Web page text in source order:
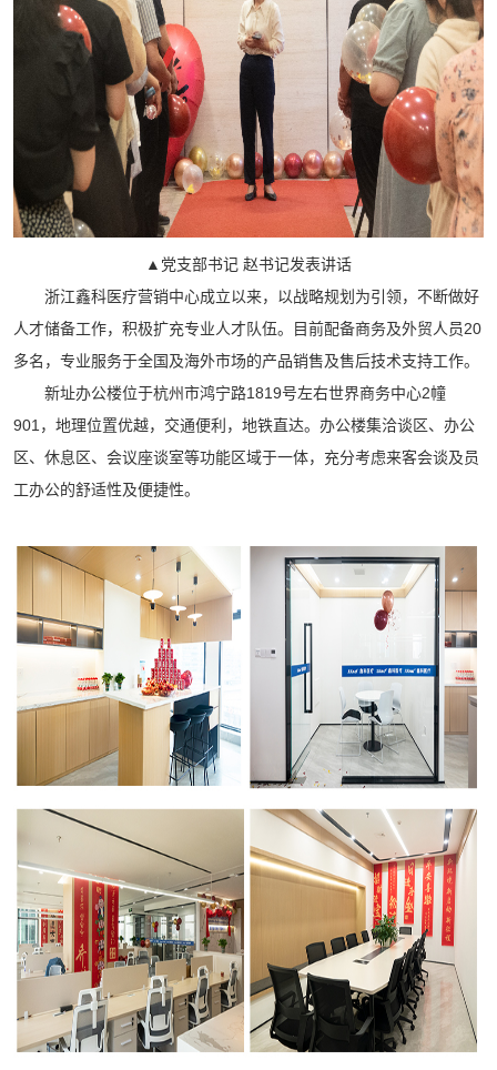
▲党支部书记 赵书记发表讲话
浙江鑫科医疗营销中心成立以来，以战略规划为引领，不断做好
人才储备工作，积极扩充专业人才队伍。目前配备商务及外贸人员20
多名，专业服务于全国及海外市场的产品销售及售后技术支持工作。
新址办公楼位于杭州市鸿宁路1819号左右世界商务中心2幢
901，地理位置优越，交通便利，地铁直达。办公楼集洽谈区、办公
区、休息区、会议座谈室等功能区域于一体，充分考虑来客会谈及员
工办公的舒适性及便捷性。